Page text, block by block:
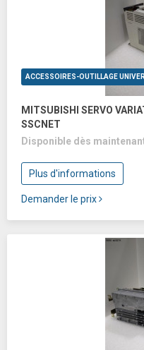
MITSUBISHI SERVO
SSCNET
Disponible dès
Plus d'informations
Demander le prix